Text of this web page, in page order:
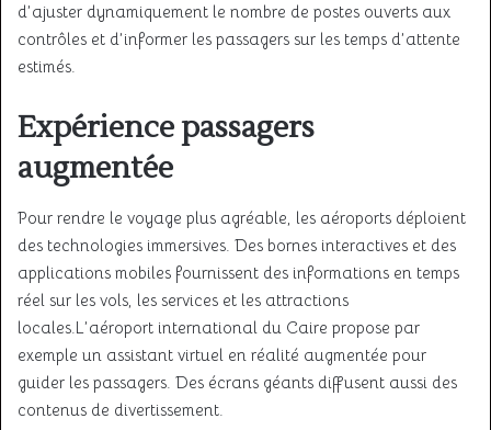
d’ajuster dynamiquement le nombre de postes ouverts aux
contrôles et d’informer les passagers sur les temps d’attente
estimés.
Expérience passagers
augmentée
Pour rendre le voyage plus agréable, les aéroports déploient
des technologies immersives. Des bornes interactives et des
applications mobiles fournissent des informations en temps
réel sur les vols, les services et les attractions
locales .L’aéroport international du Caire propose par
exemple un assistant virtuel en réalité augmentée pour
guider les passagers. Des écrans géants diffusent aussi des
contenus de divertissement